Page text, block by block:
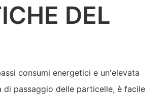
DEL
consumi energetici e un'elevata
di passaggio delle particelle, è facile